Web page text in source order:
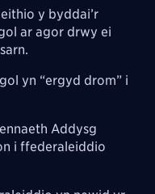
y byddai’r
ar agor drwy ei
yn “ergyd drom” i
Addysg
i ffederaleiddio